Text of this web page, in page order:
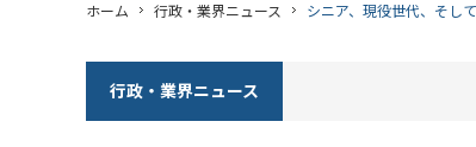
ホーム 行政・業界ニュース シニア、現役世代、そし
行政・業界ニュース